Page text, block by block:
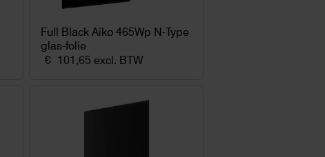
Full Black Aiko 465Wp N-Type
glas-folie
€ 101,65 excl. BTW